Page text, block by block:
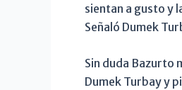
sientan a gusto y
Señaló Dumek
Sin duda Bazurto
Dumek Turbay y